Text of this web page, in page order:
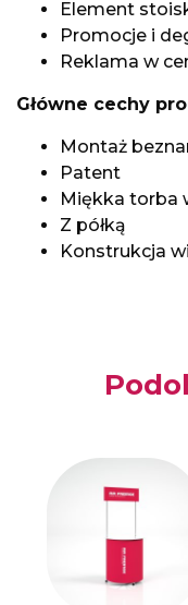
Element
Promocje i
Reklama w
Główne cechy
Montaż
Patent
Miękka torba
Z półką
Konstrukcja